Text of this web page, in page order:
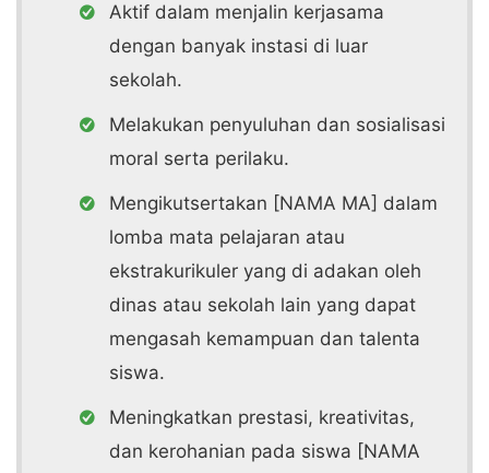
Aktif dalam menjalin kerjasama
dengan banyak instasi di luar
sekolah.
Melakukan penyuluhan dan sosialisasi
moral serta perilaku.
Mengikutsertakan [NAMA MA] dalam
lomba mata pelajaran atau
ekstrakurikuler yang di adakan oleh
dinas atau sekolah lain yang dapat
mengasah kemampuan dan talenta
siswa.
Meningkatkan prestasi, kreativitas,
dan kerohanian pada siswa [NAMA